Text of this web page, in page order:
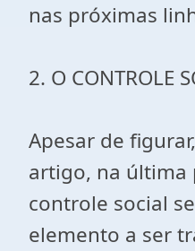
nas próximas
2. O CONTROLE
Apesar de
artigo, na última
controle social
elemento a ser